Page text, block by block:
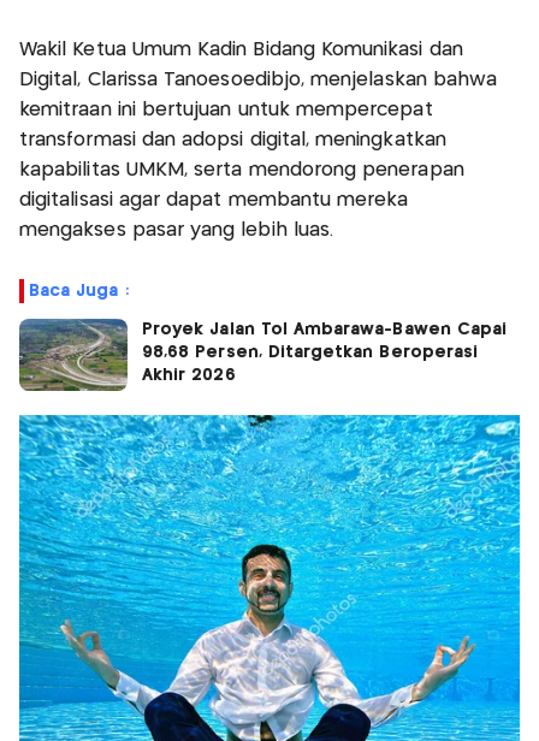
Wakil Ketua Umum Kadin Bidang Komunikasi dan
Digital, Clarissa Tanoesoedibjo, menjelaskan bahwa
kemitraan ini bertujuan untuk mempercepat
transformasi dan adopsi digital, meningkatkan
kapabilitas UMKM, serta mendorong penerapan
digitalisasi agar dapat membantu mereka
mengakses pasar yang lebih luas.
Baca Juga :
Proyek Jalan Tol Ambarawa-Bawen Capai
98,68 Persen, Ditargetkan Beroperasi
Akhir 2026